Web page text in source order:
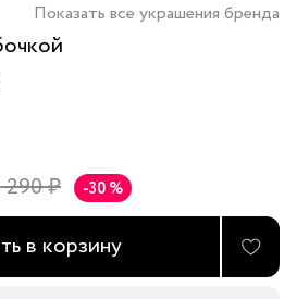
Показать все украшения бренда
290 ₽ -30 %
в корзину